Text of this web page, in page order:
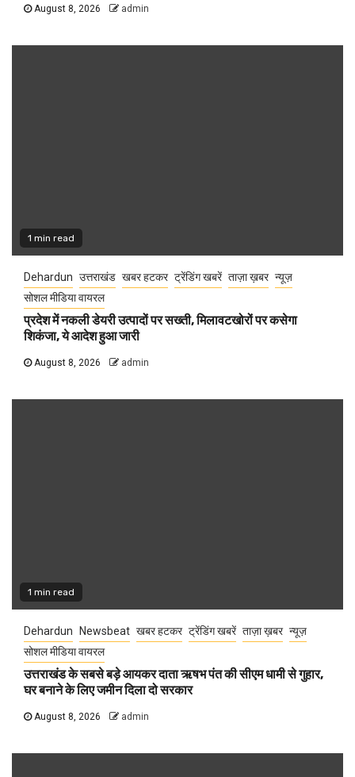
August 8, 2026 admin
1 min read
Dehardun उत्तराखंड खबर हटकर ट्रेंडिंग खबरें ताज़ा ख़बर न्यूज़
सोशल मीडिया वायरल
प्रदेश में नकली डेयरी उत्पादों पर सख्ती, मिलावटखोरों पर कसेगा
शिकंजा, ये आदेश हुआ जारी
August 8, 2026 admin
1 min read
Dehardun Newsbeat खबर हटकर ट्रेंडिंग खबरें ताज़ा ख़बर न्यूज़
सोशल मीडिया वायरल
उत्तराखंड के सबसे बड़े आयकर दाता ऋषभ पंत की सीएम धामी से गुहार,
घर बनाने के लिए जमीन दिला दो सरकार
August 8, 2026 admin